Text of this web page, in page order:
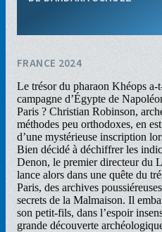
FRANCE 2024
Le trésor du pharaon Khéops a-
campagne d’Égypte de
Paris ? Christian Robinson,
méthodes peu orthodoxes, en
d’une mystérieuse inscription
Bien décidé à déchiffrer les
Denon, le premier directeur du
lance alors dans une quête du
Paris, des archives
secrets de la Malmaison. Il
son petit-fils, dans l’espoir
grande découverte